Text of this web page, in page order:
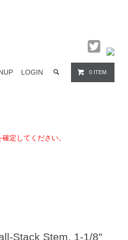
LOGIN 0 ITEM
定してください。
Stack Stem, 1-1/8"